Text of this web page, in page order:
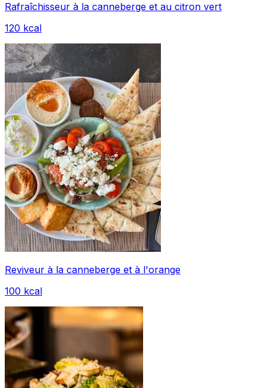
Rafraîchisseur à la canneberge et au citron vert
120 kcal
Reviveur à la canneberge et à l'orange
100 kcal